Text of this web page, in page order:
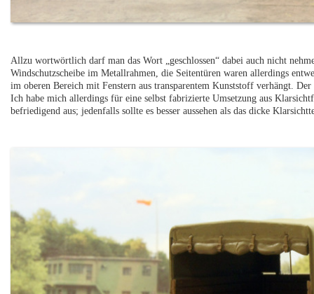
Allzu wortwörtlich darf man das Wort „geschlossen“ dabei auch nicht
Windschutzscheibe im Metallrahmen, die Seitentüren waren allerdings
im oberen Bereich mit Fenstern aus transparentem Kunststoff verhängt.
Ich habe mich allerdings für eine selbst fabrizierte Umsetzung aus
befriedigend aus; jedenfalls sollte es besser aussehen als das dicke